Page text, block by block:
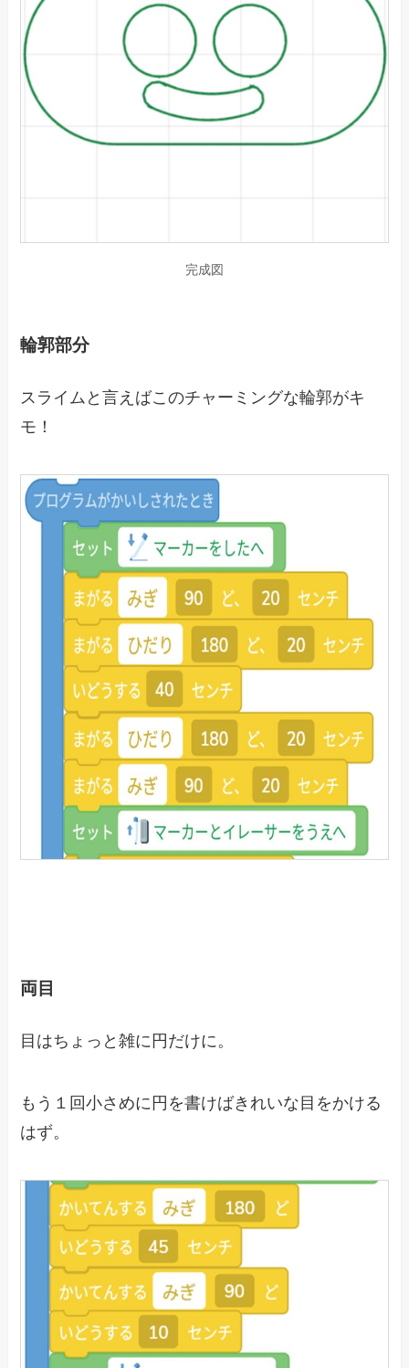
完成図
輪郭部分
スライムと言えばこのチャーミングな輪郭がキ
モ！
両目
目はちょっと雑に円だけに。
もう１回小さめに円を書けばきれいな目をかける
はず。